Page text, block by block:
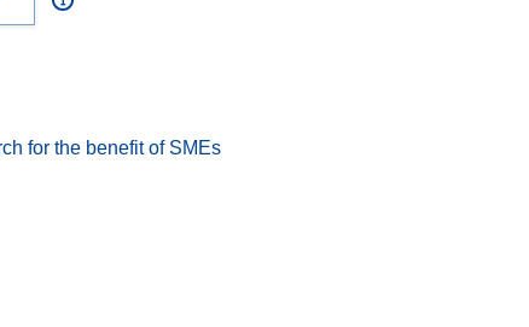
for the benefit of SMEs